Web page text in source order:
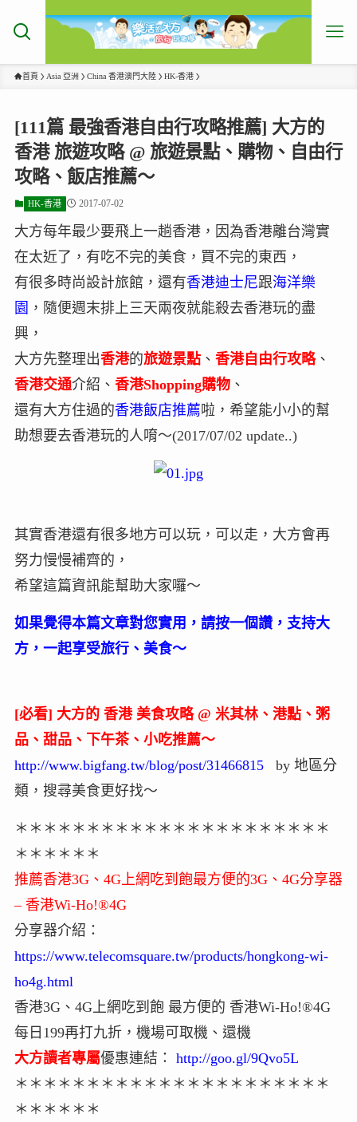
首頁 Asia 亞洲 China 香港澳門大陸 HK-香港
[111篇 最強香港自由行攻略推薦] 大方的
香港 旅遊攻略 @ 旅遊景點、購物、自由行
攻略、飯店推薦～
HK-香港 2017-07-02
大方每年最少要飛上一趟香港，因為香港離台灣實
在太近了，有吃不完的美食，買不完的東西，
有很多時尚設計旅館，還有香港迪士尼跟海洋樂
園 ，隨便週末排上三天兩夜就能殺去香港玩的盡
興，
大方先整理出香港的旅遊景點、 香港自由行攻略、
香港交通介紹、 香港Shopping購物、
還有大方住過的香港飯店推薦啦，希望能小小的幫
助想要去香港玩的人唷～(2017/07/02 update..)
其實香港還有很多地方可以玩，可以走，大方會再
努力慢慢補齊的，
希望這篇資訊能幫助大家囉～
如果覺得本篇文章對您實用，請按一個讚，支持大
方，一起享受旅行、美食～
[必看] 大方的 香港 美食攻略 @ 米其林、港點、粥
品、甜品、下午茶、小吃推薦～
http://www.bigfang.tw/blog/post/31466815by 地區分
類，搜尋美食更好找～
＊＊＊＊＊＊＊＊＊＊＊＊＊＊＊＊＊＊＊＊＊＊
＊＊＊＊＊＊
推薦香港3G、4G上網吃到飽最方便的3G、4G分享器
– 香港Wi-Ho!®4G
分享器介紹：
https://www.telecomsquare.tw/products/hongkong-wi-
ho4g.html
香港3G、4G上網吃到飽 最方便的 香港Wi-Ho!®4G
每日199再打九折，機場可取機、還機
大方讀者專屬優惠連結： http://goo.gl/9Qvo5L
＊＊＊＊＊＊＊＊＊＊＊＊＊＊＊＊＊＊＊＊＊＊
＊＊＊＊＊＊